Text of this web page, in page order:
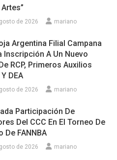
de 2026 mariano
Argentina Filial Campana
Inscripción A Un Nuevo
RCP, Primeros Auxilios
DEA
de 2026 mariano
Participación De
Del CCC En El Torneo De
De FANNBA
de 2026 mariano